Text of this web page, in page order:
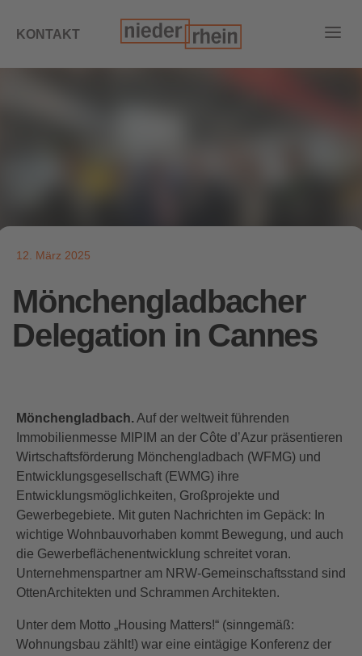
KONTAKT
12. März 2025
Mönchengladbacher
Delegation in Cannes
Mönchengladbach.Auf der weltweit führenden
Immobilienmesse MIPIM an der Côte d’Azur präsentieren
Wirtschaftsförderung Mönchengladbach (WFMG) und
Entwicklungsgesellschaft (EWMG) ihre
Entwicklungsmöglichkeiten, Großprojekte und
Gewerbegebiete. Mit guten Nachrichten im Gepäck: In
wichtige Wohnbauvorhaben kommt Bewegung, und auch
die Gewerbeflächenentwicklung schreitet voran.
Unternehmenspartner am NRW-Gemeinschaftsstand sind
OttenArchitekten und Schrammen Architekten.
Unter dem Motto „Housing Matters!“ (sinngemäß:
Wohnungsbau zählt!) war eine eintägige Konferenz der